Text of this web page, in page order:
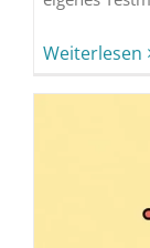
Weiterlesen